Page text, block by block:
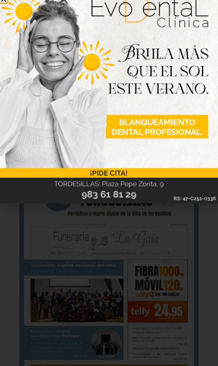
semanas anteriores se reduce, y ahora cada punto
adquiere un valor todavía mayor en el tramo
decisivo de la temporada.
Fotografía: Henar García.
Nueva edición
disponible
Hazte ya con la trigésimo séptima edición de
la revista Tordesillas al día. Haz clic sobre la
imagen para verla online.